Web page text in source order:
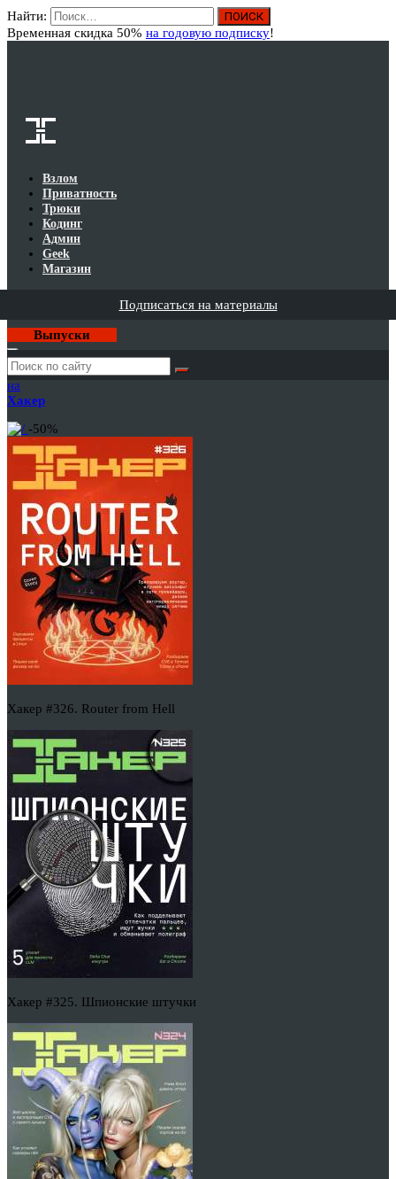
Найти:
Временная скидка 50% на годовую подписку!
Взлом
Приватность
Трюки
Кодинг
Админ
Geek
Магазин
Подписаться на материалы
Выпуски
Годовая
подписка
на
Хакер
-50%
Хакер #326. Router from Hell
Хакер #325. Шпионские штучки